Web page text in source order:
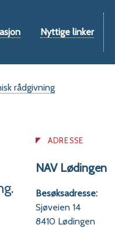
Nyttige linker
rådgivning
ADRESSE
NAV Lødingen
Besøksadresse:
Sjøveien 14
8410 Lødingen